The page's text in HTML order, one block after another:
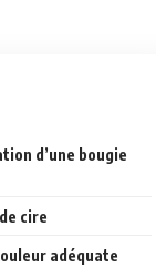
d’une bougie
cire
adéquate